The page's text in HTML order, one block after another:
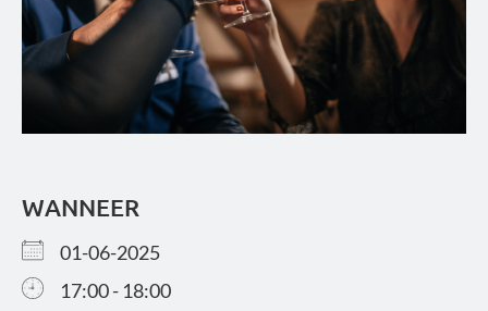
WANNEER
01-06-2025
17:00 - 18:00